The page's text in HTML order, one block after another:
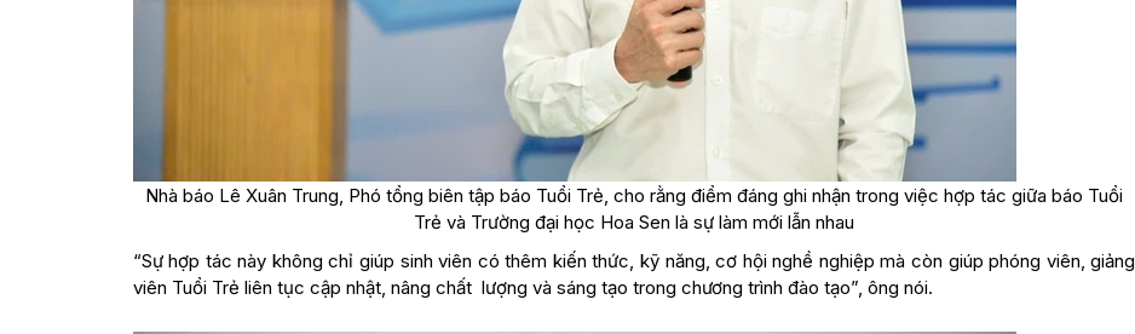
Nhà báo Lê Xuân Trung, Phó tổng biên tập báo Tuổi Trẻ, cho rằng điểm đáng ghi nhận trong việc hợp tác giữa báo Tuổi
Trẻ và Trường đại học Hoa Sen là sự làm mới lẫn nhau
“Sự hợp tác này không chỉ giúp sinh viên có thêm kiến thức, kỹ năng, cơ hội nghề nghiệp mà còn giúp phóng viên, giảng
viên Tuổi Trẻ liên tục cập nhật, nâng chất lượng và sáng tạo trong chương trình đào tạo”, ông nói.